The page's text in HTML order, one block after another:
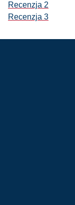
Recenzja 2
Recenzja 3